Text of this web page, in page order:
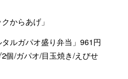
からあげ」
ルガパオ盛り弁当」961円
個/ガパオ/目玉焼き/えびせ